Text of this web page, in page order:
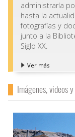
administrarla
hasta la
fotografías y
junto a la
Siglo XX.
Ver más
Imágenes, videos